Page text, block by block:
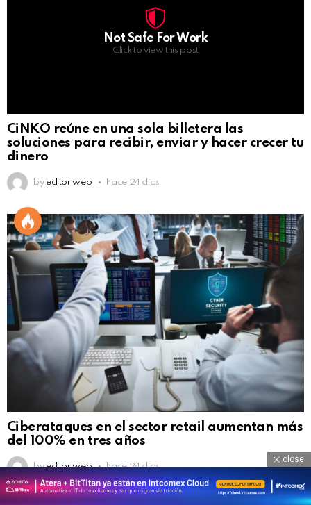
Not Safe For Work
Click to view this post
CiNKO reúne en una sola billetera las
soluciones para recibir, enviar y hacer crecer tu
dinero
by editor web hace 24 días
Ciberataques en el sector retail aumentan más
del 100% en tres años
by editor web hace 24 días
close